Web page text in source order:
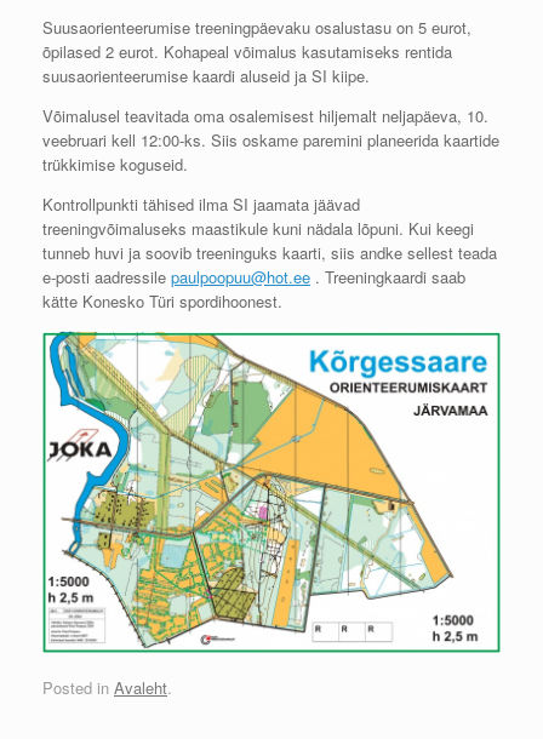
Suusaorienteerumise treeningpäevaku osalustasu on 5 eurot,
õpilased 2 eurot. Kohapeal võimalus kasutamiseks rentida
suusaorienteerumise kaardi aluseid ja SI kiipe.
Võimalusel teavitada oma osalemisest hiljemalt neljapäeva, 10.
veebruari kell 12:00-ks. Siis oskame paremini planeerida kaartide
trükkimise koguseid.
Kontrollpunkti tähised ilma SI jaamata jäävad
treeningvõimaluseks maastikule kuni nädala lõpuni. Kui keegi
tunneb huvi ja soovib treeninguks kaarti, siis andke sellest teada
e-posti aadressile paulpoopuu@hot.ee . Treeningkaardi saab
kätte Konesko Türi spordihoonest.
Posted in Avaleht.